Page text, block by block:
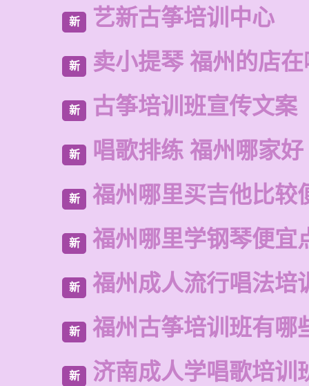
新 艺新古筝培训中心
新 卖小提琴 福州的店
新 古筝培训班宣传文案
新 唱歌排练 福州哪家好
新 福州哪里买吉他比较
新 福州哪里学钢琴便宜
新 福州成人流行唱法培
新 福州古筝培训班有哪
新 济南成人学唱歌培训